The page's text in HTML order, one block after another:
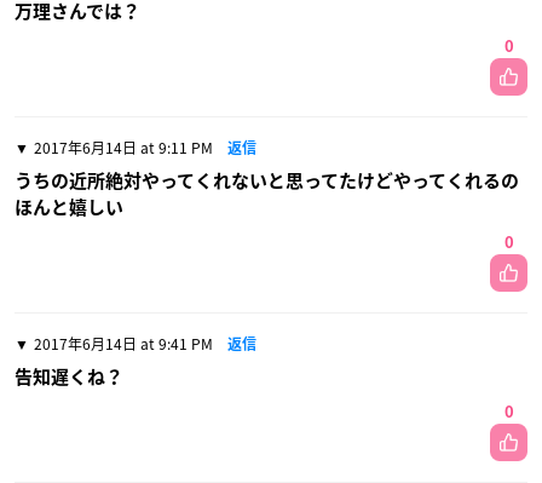
万理さんでは？
0
2017年6月14日 at 9:11 PM 返信
うちの近所絶対やってくれないと思ってたけどやってくれるの
ほんと嬉しい
0
2017年6月14日 at 9:41 PM 返信
告知遅くね？
0